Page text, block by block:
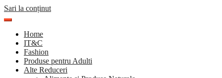
Sari la conținut
Home
IT&C
Fashion
Produse pentru Adulti
Alte Reduceri